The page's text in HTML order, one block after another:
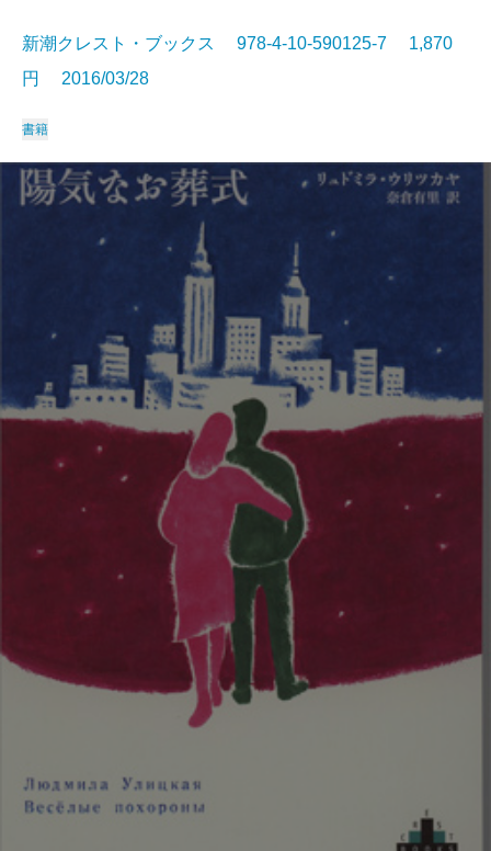
新潮クレスト・ブックス 978-4-10-590125-7 1,870
円 2016/03/28
書籍